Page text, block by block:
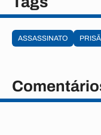
ASSASSINATO